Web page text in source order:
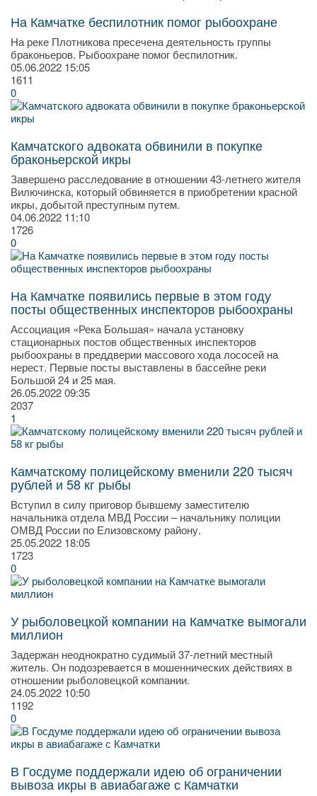
На Камчатке беспилотник помог рыбоохране
На реке Плотникова пресечена деятельность группы
браконьеров. Рыбоохране помог беспилотник.
05.06.2022 15:05
1611
0
Камчатского адвоката обвинили в покупке
браконьерской икры
Завершено расследование в отношении 43-летнего жителя
Вилючинска, который обвиняется в приобретении красной
икры, добытой преступным путем.
04.06.2022 11:10
1726
0
На Камчатке появились первые в этом году
посты общественных инспекторов рыбоохраны
Ассоциация «Река Большая» начала установку
стационарных постов общественных инспекторов
рыбоохраны в преддверии массового хода лососей на
нерест. Первые посты выставлены в бассейне реки
Большой 24 и 25 мая.
26.05.202209:35
2037
1
Камчатскому полицейскому вменили 220 тысяч
рублей и 58 кг рыбы
Вступил в силу приговор бывшему заместителю
начальника отдела МВД России – начальнику полиции
ОМВД России по Елизовскому району.
25.05.2022 18:05
1723
0
У рыболовецкой компании на Камчатке вымогали
миллион
Задержан неоднократно судимый 37-летний местный
житель. Он подозревается в мошеннических действиях в
отношении рыболовецкой компании.
24.05.2022 10:50
1192
0
В Госдуме поддержали идею об ограничении
вывоза икры в авиабагаже с Камчатки